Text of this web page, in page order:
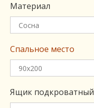
Материал
Спальное место
Ящик подкроватный